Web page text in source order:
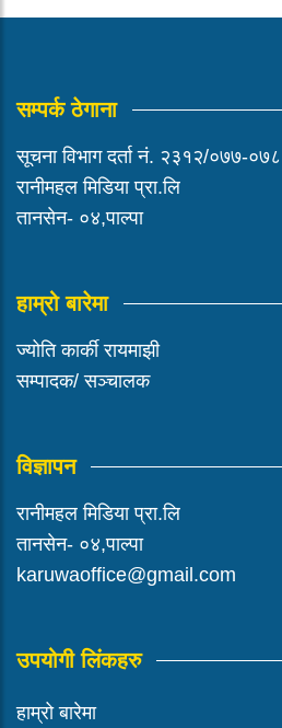
सम्पर्क ठेगाना
सूचना विभाग दर्ता नं. २३१२/०७७-०७८
रानीमहल मिडिया प्रा.लि
तानसेन- ०४,पाल्पा
हाम्रो बारेमा
ज्योति कार्की रायमाझी
सम्पादक/ सञ्चालक
विज्ञापन
रानीमहल मिडिया प्रा.लि
तानसेन- ०४,पाल्पा
karuwaoffice@gmail.com
उपयोगी लिंकहरु
हाम्रो बारेमा